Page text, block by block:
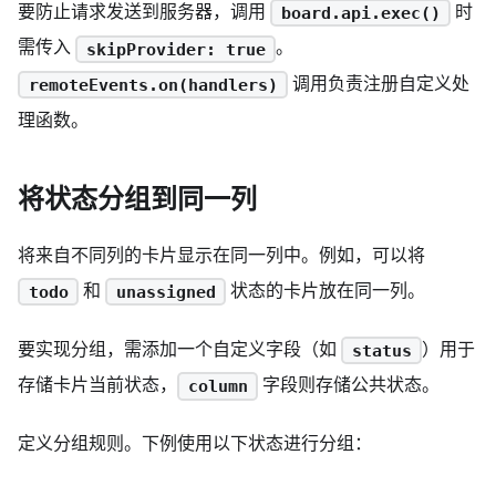
要防止请求发送到服务器，调用 board.api.exec()
时
需传入
skipProvider: true 。
remoteEvents.on(handlers)
调用负责注册自定义处
理函数。
将状态分组到同一列
将来自不同列的卡片显示在同一列中。例如，可以将
todo 和 unassigned 状态的卡片放在同一列。
要实现分组，需添加一个自定义字段（如 status
）用于
存储卡片当前状态，
column 字段则存储公共状态。
定义分组规则。下例使用以下状态进行分组：